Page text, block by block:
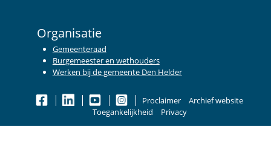
Organisatie
Gemeenteraad
Burgemeester en wethouders
Werken bij de gemeente Den Helder
Proclaimer
Archief website
Toegankelijkheid
Privacy